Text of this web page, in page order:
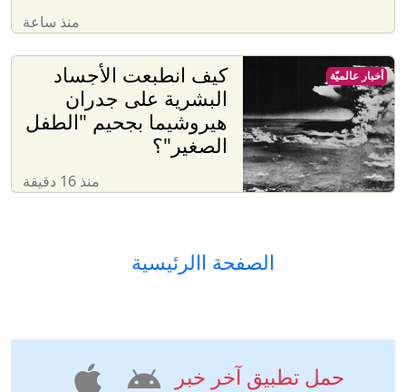
منذ ساعة
كيف انطبعت الأجساد
البشرية على جدران
هيروشيما بجحيم "الطفل
الصغير"؟
منذ 16 دقيقة
أخبار عالميّة
الصفحة االرئيسية
حمل تطبيق آخر خبر